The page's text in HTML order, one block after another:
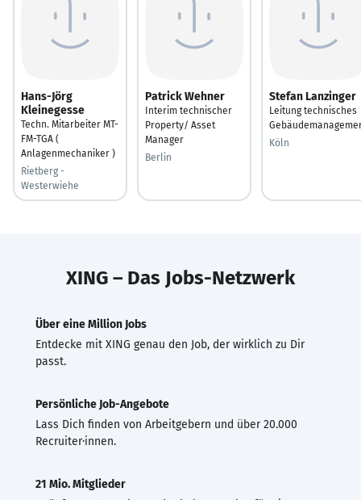
Hans-Jörg
Kleinegesse
Techn. Mitarbeiter MT-
FM-TGA (
Anlagenmechaniker )
Rietberg -
Westerwiehe
Patrick Wehner
Interim technischer
Property/ Asset
Manager
Berlin
Stefan Lanzinger
Leitung technisches
Köln
XING – Das Jobs-Netzwerk
Über eine Million Jobs
Entdecke mit XING genau den Job, der wirklich zu Dir
passt.
Persönliche Job-Angebote
Lass Dich finden von Arbeitgebern und über 20.000
Recruiter·innen.
21 Mio. Mitglieder